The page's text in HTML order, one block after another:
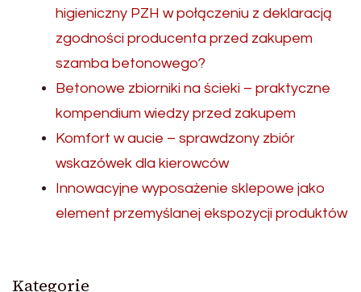
higieniczny PZH w połączeniu z deklaracją
zgodności producenta przed zakupem
szamba betonowego?
Betonowe zbiorniki na ścieki – praktyczne
kompendium wiedzy przed zakupem
Komfort w aucie – sprawdzony zbiór
wskazówek dla kierowców
Innowacyjne wyposażenie sklepowe jako
element przemyślanej ekspozycji produktów
Kategorie